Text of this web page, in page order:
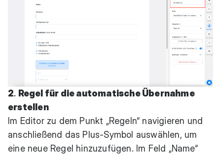
2. Regel für die automatische Übernahme
erstellen
Im Editor zu dem Punkt „Regeln“ navigieren und
anschließend das Plus-Symbol auswählen, um
eine neue Regel hinzuzufügen. Im Feld „Name“